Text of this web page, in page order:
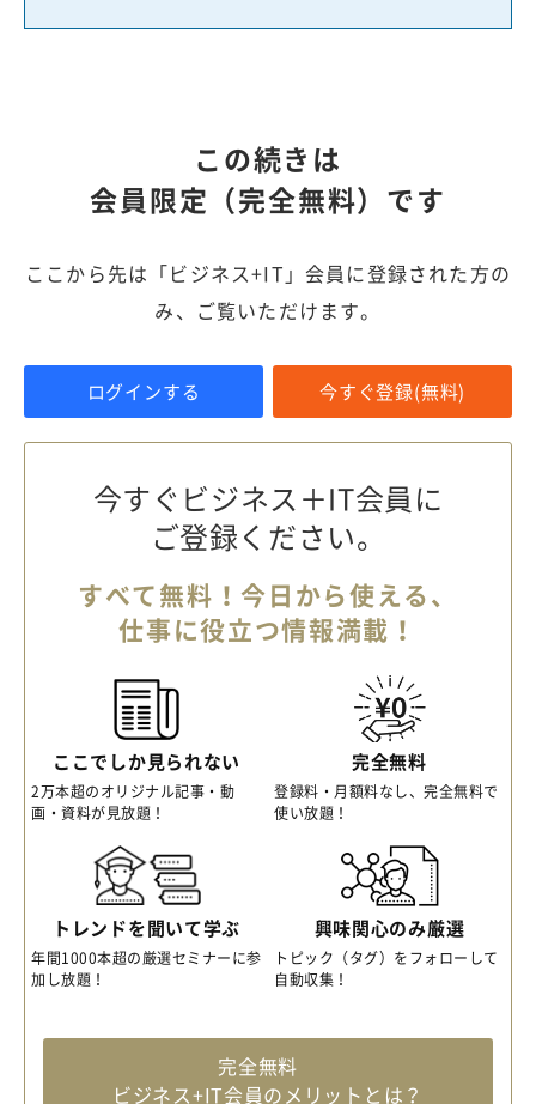
この続きは
会員限定（完全無料）です
ここから先は「ビジネス+IT」会員に登録された方の
み、ご覧いただけます。
ログインする 今すぐ登録(無料)
今すぐビジネス＋IT会員に
ご登録ください。
すべて無料！今日から使える、
仕事に役立つ情報満載！
ここでしか見られない
2万本超のオリジナル記事・動
画・資料が見放題！
完全無料
登録料・月額料なし、完全無料で
使い放題！
トレンドを聞いて学ぶ
年間1000本超の厳選セミナーに参
加し放題！
興味関心のみ厳選
トピック（タグ）をフォローして
自動収集！
完全無料
ビジネス+IT会員のメリットとは？